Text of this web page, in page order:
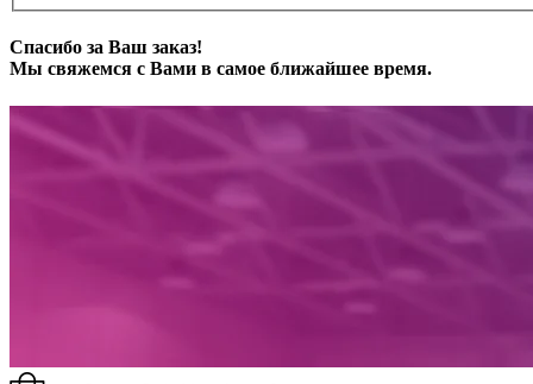
Спасибо за Ваш заказ!
Мы свяжемся с Вами в самое ближайшее время.